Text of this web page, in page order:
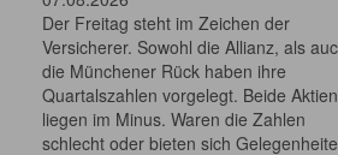
Der Freitag steht im Zeichen der
Versicherer. Sowohl die Allianz, als
die Münchener Rück haben ihre
Quartalszahlen vorgelegt. Beide Aktien
liegen im Minus. Waren die Zahlen
schlecht oder bieten sich